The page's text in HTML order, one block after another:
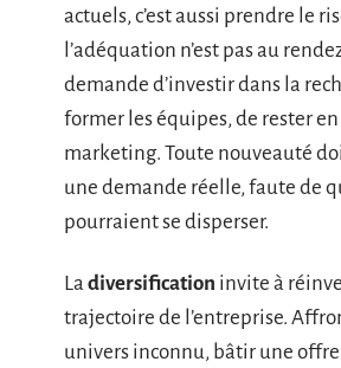
actuels, c’est aussi prendre le
l’adéquation n’est pas au
demande d’investir dans la
former les équipes, de rester en
marketing. Toute nouveauté
une demande réelle, faute de
pourraient se disperser.
La diversification invite à
trajectoire de l’entreprise.
univers inconnu, bâtir une